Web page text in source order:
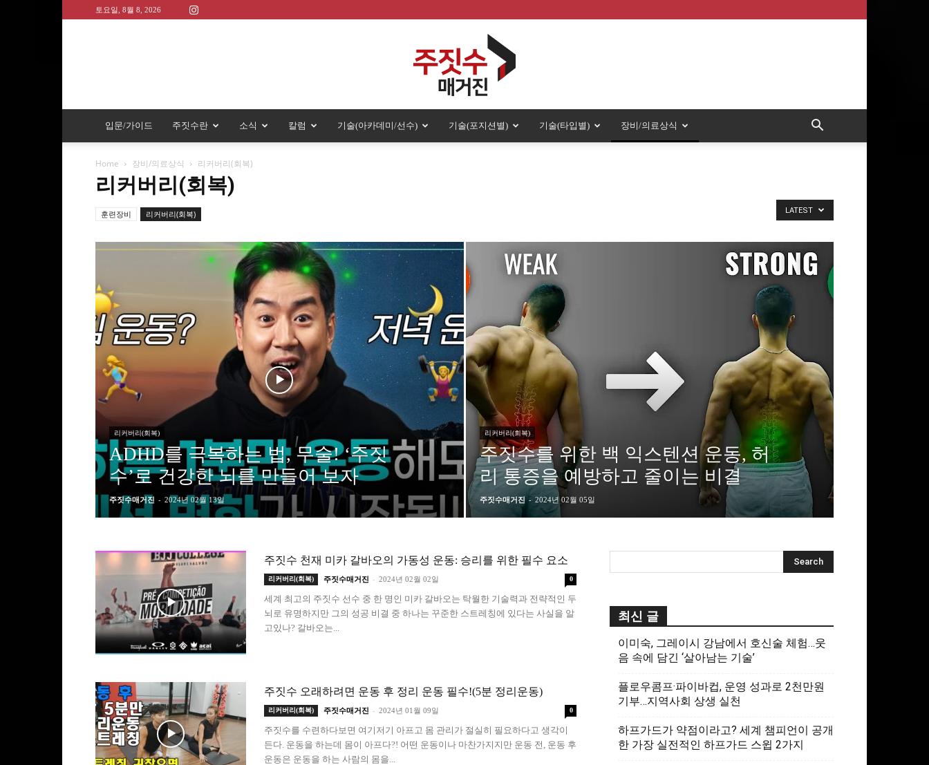
토요일, 8월 8, 2026
주
매
거
입문/가이드 주짓수란 소식 칼럼 기술(아카데미/선수) 기술(포지션별) 기술(타입별) 장비/의료상식
Home 장비/의료상식 리커버리(회복)
리커버리(회복)
훈련장비 리커버리(회복) LATEST
리커버리(회복)
ADHD를 극복하는 법, 무술! ‘주짓
수’로 건강한 뇌를 만들어 보자
주짓수매거진 - 2024년 02월 13일
리커버리(회복)
주짓수를 위한 백 익스텐션 운동, 허
리 통증을 예방하고 줄이는 비결
주짓수매거진 - 2024년 02월 05일
주짓수 천재 미카 갈바오의 가동성 운동: 승리를 위한 필수 요소
리커버리(회복) 주짓수매거진 - 2024년 02월 02일 0
세계 최고의 주짓수 선수 중 한 명인 미카 갈바오는 탁월한 기술력과 전략적인 두
뇌로 유명하지만 그의 성공 비결 중 하나는 꾸준한 스트레칭에 있다는 사실을 알
고있나? 갈바오는...
주짓수 오래하려면 운동 후 정리 운동 필수!(5분 정리운동)
리커버리(회복) 주짓수매거진 - 2024년 01월 09일 0
주짓수를 수련하다보면 여기저기 아프고 몸 관리가 절실히 필요하다고 생각이
든다. 운동을 하는데 몸이 아프다?! 어떤 운동이나 마찬가지지만 운동 전, 운동 후
운동은 운동을 하는 사람의 몸을...
최신 글
이미숙, 그레이시 강남에서 호신술 체험…웃
음 속에 담긴 ‘살아남는 기술’
플로우콤프·파이바컵, 운영 성과로 2천만원
기부…지역사회 상생 실천
하프가드가 약점이라고? 세계 챔피언이 공개
한 가장 실전적인 하프가드 스윕 2가지